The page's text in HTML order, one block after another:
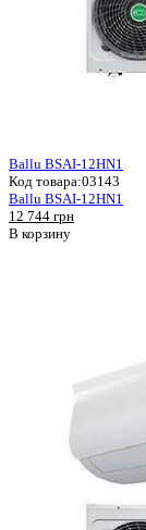
Ballu BSAI-12HN1
Код товара:03143
Ballu BSAI-12HN1
12 744 грн
В корзину